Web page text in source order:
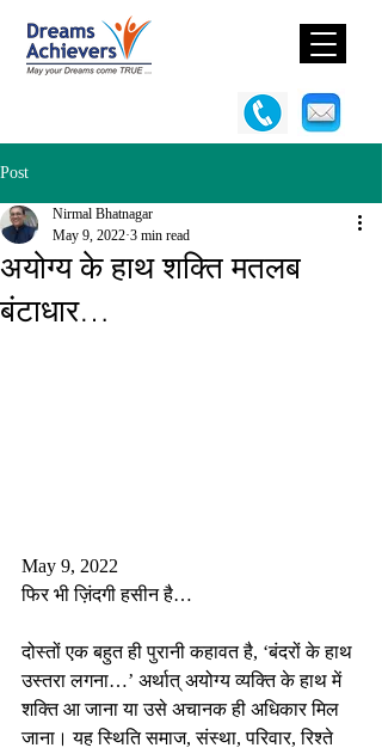
Post
अयोग्य के हाथ शक्ति मतलब
बंटाधार…
Nirmal Bhatnagar
May 9, 2022 3 min read
May 9, 2022
फिर भी ज़िंदगी हसीन है…
दोस्तों एक बहुत ही पुरानी कहावत है, ‘बंदरों के हाथ
उस्तरा लगना…’ अर्थात् अयोग्य व्यक्ति के हाथ में
शक्ति आ जाना या उसे अचानक ही अधिकार मिल
जाना। यह स्थिति समाज, संस्था, परिवार, रिश्ते